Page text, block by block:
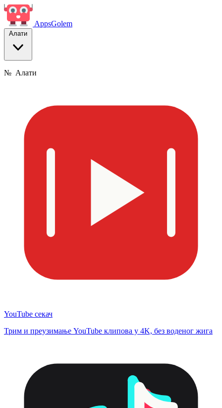
AppsGolem
Алати
№ Алати
YouTube секач
Трим и преузимање YouTube клипова у 4K, без воденог жига